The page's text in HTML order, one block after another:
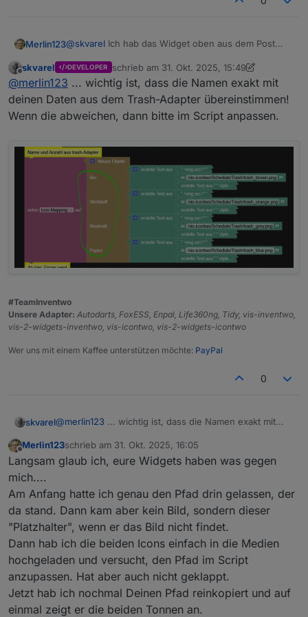
Merlin123@skvarel Ich hab das Widget oben aus dem Post
Ich denke, das ist irgendwas mit den Pfaden.
Wenn ich in einem Image-Widget das Bild auswähle
sieht das so aus:
Das bild wird dann angezeigt.
Wenn ich euer Widget nehme (also neu in die View
ziehe), dann Inhaltstyp Bild auswähle, dann über die
Auswahl das Icon auswähle sieht es so aus:
Das wird also da auch nicht dargestellt.
Vermutlich aus dem gleichen Grund klappt es mit
dem Script auch nicht.
Offline
skvarel DEVELOPER schrieb am 31. Okt. 2025, 15:49
zuletzt editiert von skvarel
@merlin123 ... wichtig ist, dass die Namen exakt mit
deinen Daten aus dem Trash-Adapter übereinstimmen!
Wenn die abweichen, dann bitte im Script anpassen.
#TeamInventwo
Unsere Adapter: Autodarts, FoxESS, Enpal, Life360ng, Tidy, vis-inventwo,
vis-2-widgets-inventwo, vis-icontwo, vis-2-widgets-icontwo
Wer uns mit einem Kaffee unterstützen möchte: PayPal
0
skvarel@merlin123 ... wichtig ist, dass die Namen exakt mit
Wenn die abweichen, dann bitte im Script anpassen.
Merlin123schrieb am 31. Okt. 2025, 16:05
zuletzt editiert von
Langsam glaub ich, eure Widgets haben was gegen
mich....
Am Anfang hatte ich genau den Pfad drin gelassen, der
da stand. Dann kam aber kein Bild, sondern dieser
"Platzhalter", wenn er das Bild nicht findet.
Dann hab ich die beiden Icons einfach in die Medien
hochgeladen und versucht, den Pfad im Script
anzupassen. Hat aber auch nicht geklappt.
Jetzt hab ich nochmal Deinen Pfad reinkopiert und auf
einmal zeigt er die beiden Tonnen an.